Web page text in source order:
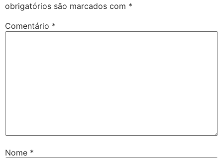
obrigatórios são marcados com *
Comentário *
Nome *